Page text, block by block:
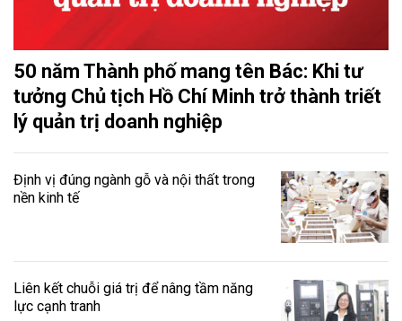
50 năm Thành phố mang tên Bác: Khi tư
tưởng Chủ tịch Hồ Chí Minh trở thành triết
lý quản trị doanh nghiệp
Định vị đúng ngành gỗ và nội thất trong
nền kinh tế
Liên kết chuỗi giá trị để nâng tầm năng
lực cạnh tranh